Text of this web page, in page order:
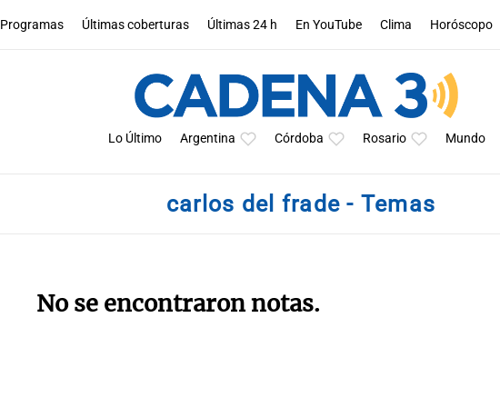
Programas Últimas coberturas Últimas 24 h En YouTube Clima Horóscopo
Lo Último Argentina Córdoba Rosario Mundo
carlos del frade - Temas
No se encontraron notas.